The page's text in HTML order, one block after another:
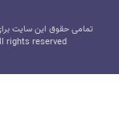
تمامی حقوق این سایت
rights reserved